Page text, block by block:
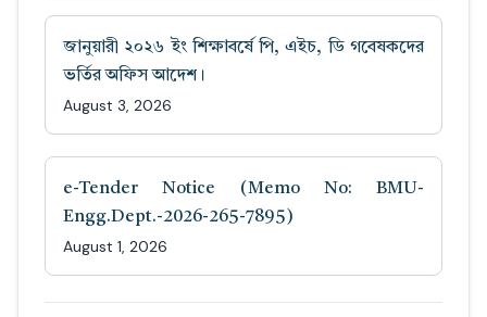
জানুয়ারী ২০২৬ ইং শিক্ষাবর্ষে পি, এইচ, ডি গবেষকদের
ভর্তির অফিস আদেশ।
August 3, 2026
e-Tender Notice (Memo No: BMU-
Engg.Dept.-2026-265-7895)
August 1, 2026